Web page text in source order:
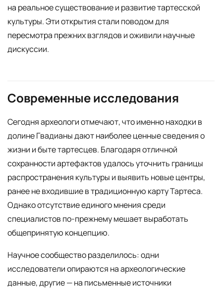
на реальное существование и развитие тартесской
культуры. Эти открытия стали поводом для
пересмотра прежних взглядов и оживили научные
дискуссии.
Современные исследования
Сегодня археологи отмечают, что именно находки в
долине Гвадианы дают наиболее ценные сведения о
жизни и быте тартесцев. Благодаря отличной
сохранности артефактов удалось уточнить границы
распространения культуры и выявить новые центры,
ранее не входившие в традиционную карту Тартеса.
Однако отсутствие единого мнения среди
специалистов по-прежнему мешает выработать
общепринятую концепцию.
Научное сообщество разделилось: одни
исследователи опираются на археологические
данные, другие — на письменные источники